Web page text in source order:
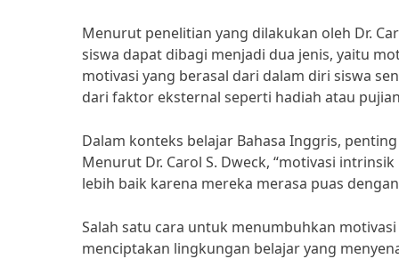
Menurut penelitian yang dilakukan oleh Dr.
siswa dapat dibagi menjadi dua jenis, yaitu
motivasi yang berasal dari dalam diri siswa
dari faktor eksternal seperti hadiah atau
Dalam konteks belajar Bahasa Inggris,
Menurut Dr. Carol S. Dweck, “motivasi
lebih baik karena mereka merasa puas
Salah satu cara untuk menumbuhkan
menciptakan lingkungan belajar yang